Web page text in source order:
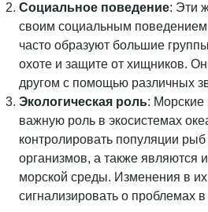
Социальное поведение: Эти
своим социальным
часто образуют большие
охоте и защите от хищников.
другом с помощью различных
Экологическая роль: Морские
важную роль в экосистемах
контролировать популяции рыб
организмов, а также являются
морской среды. Изменения в их
сигнализировать о проблемах в